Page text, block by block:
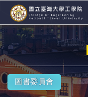
圖書委員會